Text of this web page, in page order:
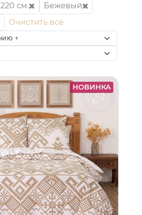
220 см.
Бежевый
Очистить все
НОВИНКА